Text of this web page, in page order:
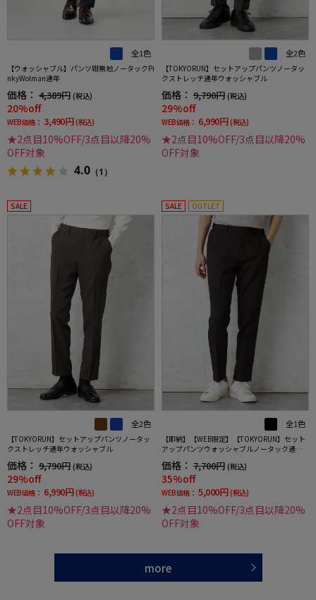
全1色
【ウォッシャブル】パンツ紺無地ノータックPi
nkyWolman通年
価格： 4,389円 (税込)
20%off
WEB価格： 3,490円 (税込)
★2点目10%OFF/3点目以降20%
OFF対象
4.0 （1）
全2色
【TOKYORUN】セットアップパンツノータッ
クストレッチ通年ウォッシャブル
価格： 9,790円 (税込)
29%off
WEB価格： 6,990円 (税込)
★2点目10%OFF/3点目以降20%
OFF対象
SALE
全2色
【TOKYORUN】セットアップパンツノータッ
クストレッチ通年ウォッシャブル
価格： 9,790円 (税込)
29%off
WEB価格： 6,990円 (税込)
★2点目10%OFF/3点目以降20%
OFF対象
SALE OUTLET
全1色
【即納】【WEB限定】【TOKYORUN】セット
アップパンツウォッシャブルノータック通年
ストレッチ
価格： 7,700円 (税込)
35%off
WEB価格： 5,000円 (税込)
★2点目10%OFF/3点目以降20%
OFF対象
more